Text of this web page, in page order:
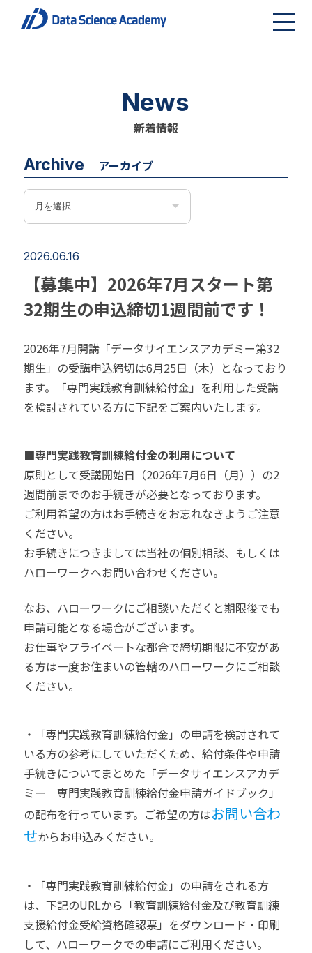
News
新着情報
2026.06.16
【募集中】2026年7月スタート第
32期生の申込締切1週間前です！
2026年7月開講「データサイエンスアカデミー第32
期生」の受講申込締切は6月25日（木）となっており
ます。「専門実践教育訓練給付金」を利用した受講
を検討されている方に下記をご案内いたします。
■専門実践教育訓練給付金の利用について
原則として受講開始日（2026年7月6日（月））の2
週間前までのお手続きが必要となっております。
ご利用希望の方はお手続きをお忘れなきようご注意
ください。
お手続きにつきましては当社の個別相談、もしくは
ハローワークへお問い合わせください。
なお、ハローワークにご相談いただくと期限後でも
申請可能となる場合がございます。
お仕事やプライベートな都合で締切期限に不安があ
る方は一度お住まいの管轄のハローワークにご相談
ください。
・「専門実践教育訓練給付金」の申請を検討されて
いる方の参考にしていただくため、給付条件や申請
手続きについてまとめた「データサイエンスアカデ
ミー 専門実践教育訓練給付金申請ガイドブック」
の配布を行っています。ご希望の方はお問い合わ
せからお申込みください。
・「専門実践教育訓練給付金」の申請をされる方
は、下記のURLから「教育訓練給付金及び教育訓練
支援給付金受給資格確認票」をダウンロード・印刷
して、ハローワークでの申請にご利用ください。
Archive アーカイブ